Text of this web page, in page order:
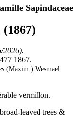
Sapindaceae
2026).
1867.
(Maxim.) Wesmael
vermillon.
leaved trees &